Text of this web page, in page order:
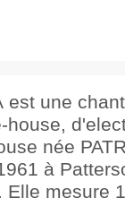
est une
house,
née
à
Elle mesure